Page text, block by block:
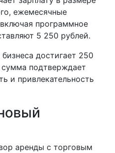
ежемесячные
программное
5 250 рублей.
достигает 250
подтверждает
и привлекательность
аренды с торговым